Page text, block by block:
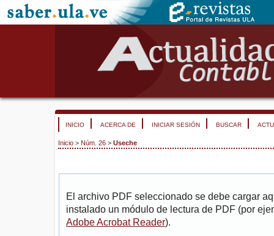
INICIO ACERCA DE INICIAR SESIÓN BUSCAR
Inicio > Núm. 26 > Useche
El archivo PDF seleccionado se debe cargar
instalado un módulo de lectura de PDF (por
Adobe Acrobat Reader).